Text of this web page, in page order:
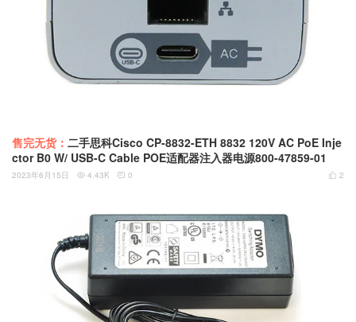
售完无货： 二手思科Cisco CP-8832-ETH 8832 120V AC PoE Inje
ctor B0 W/ USB-C Cable POE适配器注入器电源800-47859-01
 2
2023年6月15日  4.43K  0